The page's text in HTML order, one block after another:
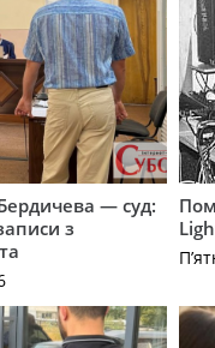
— суд:
з